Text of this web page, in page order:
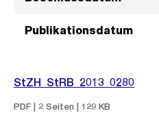
Publikationsdatum
StZH_StRB_2013_0280
PDF | 2 Seiten | 129 KB